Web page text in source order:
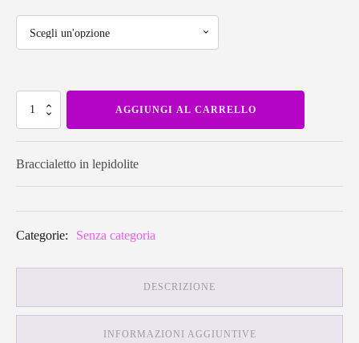
prezzo:
19,00€
a
22,00€
Braccialetto
lepidolite
quantità
AGGIUNGI AL CARRELLO
Braccialetto in lepidolite
Categorie: Senza categoria
DESCRIZIONE
INFORMAZIONI AGGIUNTIVE